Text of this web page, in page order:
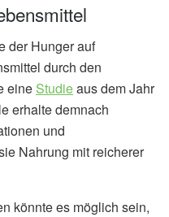
der Hunger auf
durch den
eine Studieaus dem Jahr
erhalte demnach
und
Nahrung mit reicherer
könnte es möglich sein,